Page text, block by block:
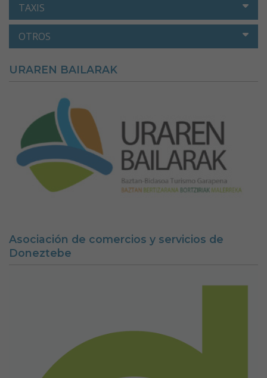
TAXIS
OTROS
URAREN BAILARAK
Asociación de comercios y servicios de
Doneztebe